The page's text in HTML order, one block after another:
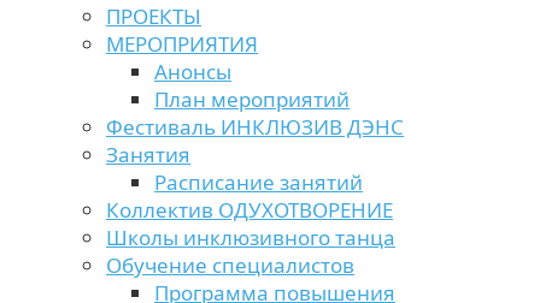
ПРОЕКТЫ
МЕРОПРИЯТИЯ
Анонсы
План мероприятий
Фестиваль ИНКЛЮЗИВ ДЭНС
Занятия
Расписание занятий
Коллектив ОДУХОТВОРЕНИЕ
Школы инклюзивного танца
Обучение специалистов
Программа повышения